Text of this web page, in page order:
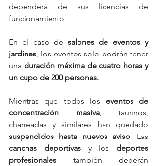
dependerá de sus licencias de
funcionamiento
En el caso de salones de eventos y
jardines , los eventos solo podrán tener
una duración máxima de cuatro horas y
un cupo de 200 personas.
Mientras que todos los eventos de
concentración masiva, taurinos,
suspendidos hasta nuevos aviso
canchas deportivas y los deportes
profesionales también deberán